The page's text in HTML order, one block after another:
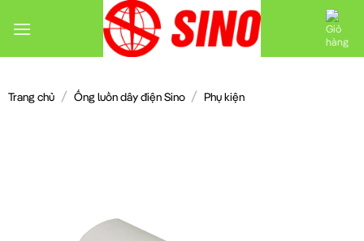
đến
Trang chủ / Ống luồn dây điện Sino / Phụ kiện